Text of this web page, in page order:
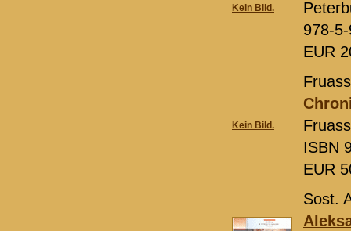
Kein Bild.
978-
EUR
Kein Bild.
ISBN
EUR
Sost.